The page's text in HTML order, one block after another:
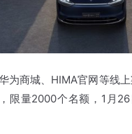
为商城、HIMA官网等线
限量2000个名额，1月